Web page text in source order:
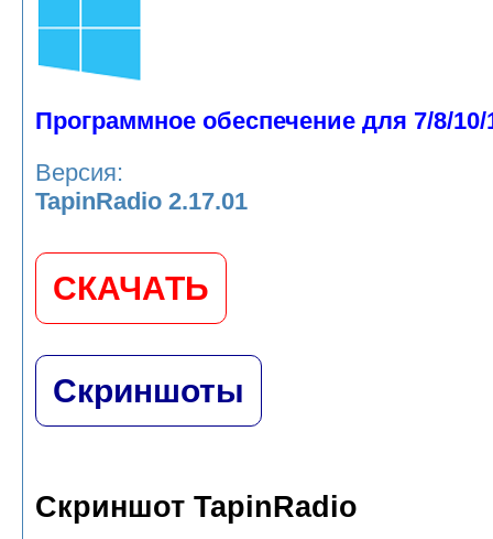
Программное обеспечение для 7/8/10/
Версия:
TapinRadio 2.17.01
СКАЧАТЬ
Скриншоты
Скриншот TapinRadio